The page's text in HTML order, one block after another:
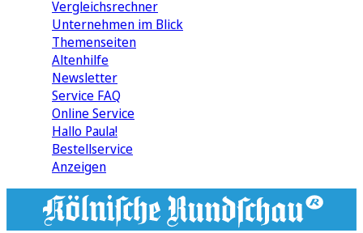
Vergleichsrechner
Unternehmen im Blick
Themenseiten
Altenhilfe
Newsletter
Service FAQ
Online Service
Hallo Paula!
Bestellservice
Anzeigen